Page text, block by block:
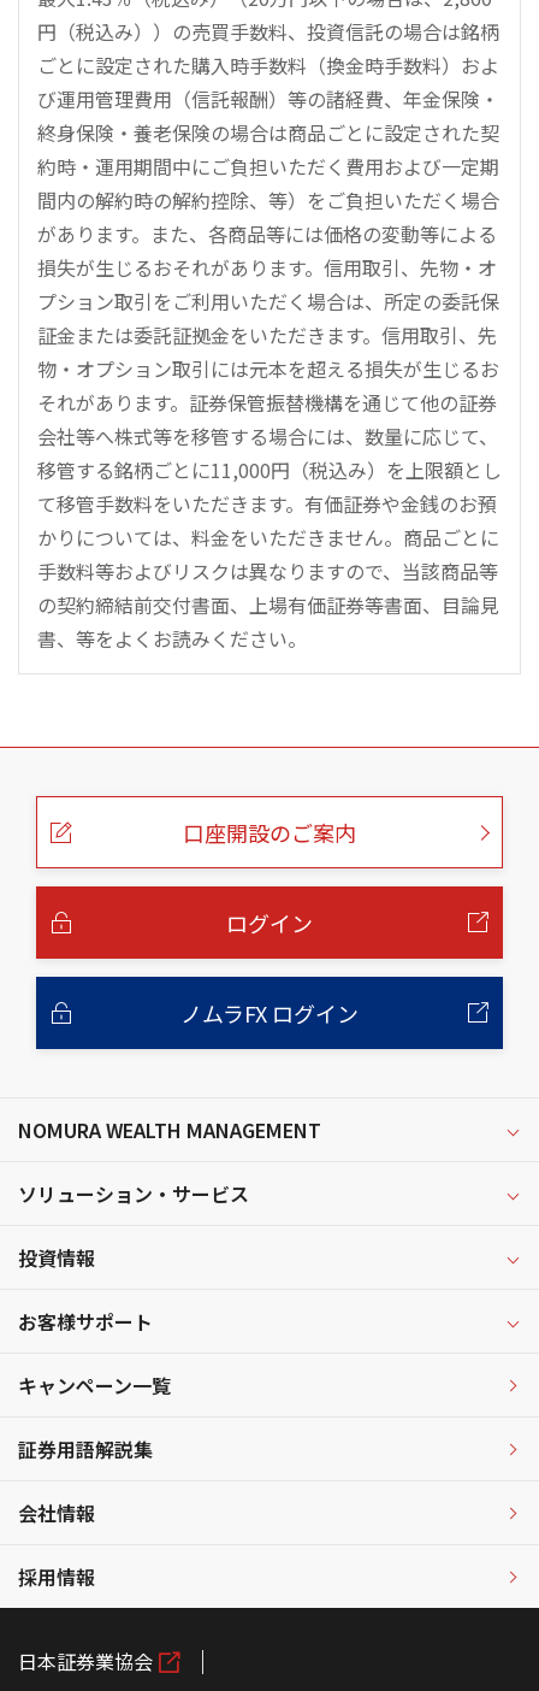
円（税込み））の売買手数料、投資信託の場合は銘柄
ごとに設定された購入時手数料（換金時手数料）およ
び運用管理費用（信託報酬）等の諸経費、年金保険・
終身保険・養老保険の場合は商品ごとに設定された契
約時・運用期間中にご負担いただく費用および一定期
間内の解約時の解約控除、等）をご負担いただく場合
があります。また、各商品等には価格の変動等による
損失が生じるおそれがあります。信用取引、先物・オ
プション取引をご利用いただく場合は、所定の委託保
証金または委託証拠金をいただきます。信用取引、先
物・オプション取引には元本を超える損失が生じるお
それがあります。証券保管振替機構を通じて他の証券
会社等へ株式等を移管する場合には、数量に応じて、
移管する銘柄ごとに11,000円（税込み）を上限額とし
て移管手数料をいただきます。有価証券や金銭のお預
かりについては、料金をいただきません。商品ごとに
手数料等およびリスクは異なりますので、当該商品等
の契約締結前交付書面、上場有価証券等書面、目論見
書、等をよくお読みください。
こ
口座開設のご案内
ログイン
ノムラFX ログイン
NOMURA WEALTH MANAGEMENT
ソリューション・サービス
投資情報
お客様サポート
キャンペーン一覧
証券用語解説集
会社情報
採用情報
日本証券業協会